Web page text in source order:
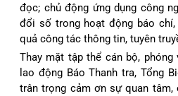
đọc; chủ động ứng dụng công
đổi số trong hoạt động báo chí,
quả công tác thông tin, tuyên
Thay mặt tập thể cán bộ, phóng
lao động Báo Thanh tra, Tổng
trân trọng cảm ơn sự quan